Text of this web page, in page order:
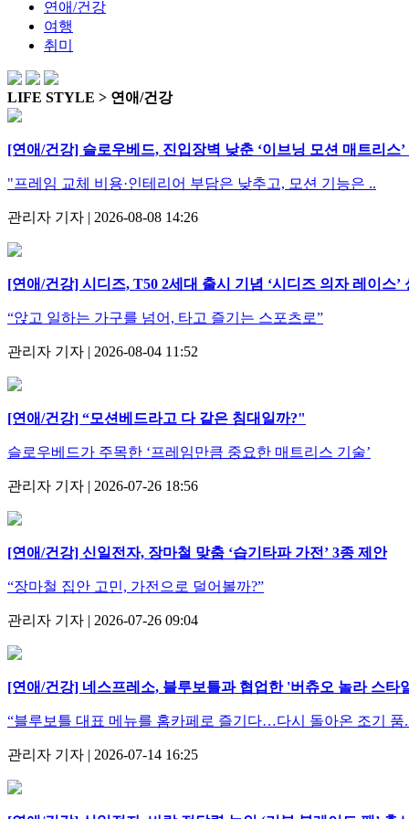
연애/건강
여행
취미
LIFE STYLE > 연애/건강
[연애/건강] 슬로우베드, 진입장벽 낮춘 ‘이브닝 모션 매트리스’
"프레임 교체 비용·인테리어 부담은 낮추고, 모션 기능은 ..
관리자 기자 | 2026-08-08 14:26
[연애/건강] 시디즈, T50 2세대 출시 기념 ‘시디즈 의자 레이스’
“앉고 일하는 가구를 넘어, 타고 즐기는 스포츠로”
관리자 기자 | 2026-08-04 11:52
[연애/건강] “모션베드라고 다 같은 침대일까?"
슬로우베드가 주목한 ‘프레임만큼 중요한 매트리스 기술’
관리자 기자 | 2026-07-26 18:56
[연애/건강] 신일전자, 장마철 맞춤 ‘습기타파 가전’ 3종 제안
“장마철 집안 고민, 가전으로 덜어볼까?”
관리자 기자 | 2026-07-26 09:04
[연애/건강] 네스프레소, 블루보틀과 협업한 '버츄오 놀라 스타
“블루보틀 대표 메뉴를 홈카페로 즐기다…다시 돌아온 조기 품
관리자 기자 | 2026-07-14 16:25